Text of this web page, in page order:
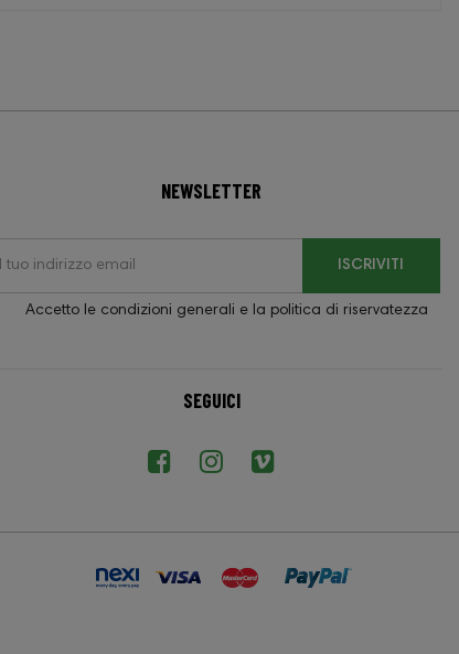
NEWSLETTER
ISCRIVITI
Accetto le condizioni generali e la politica di riservatezza
SEGUICI